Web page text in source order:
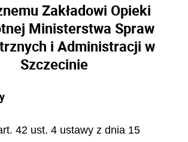
Zakładowi Opieki
Ministerstwa Spraw
i Administracji w
Szczecinie
42 ust. 4 ustawy z dnia 15